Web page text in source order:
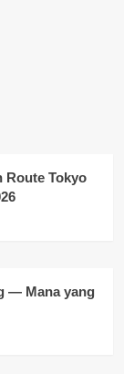
Route Tokyo
— Mana yang